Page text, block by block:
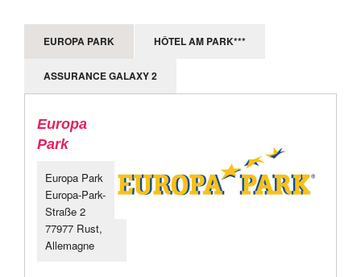
EUROPA PARK HÔTEL AM PARK***
ASSURANCE GALAXY 2
Europa
Park
Europa Park
Europa-Park-
Straße 2
77977 Rust,
Allemagne